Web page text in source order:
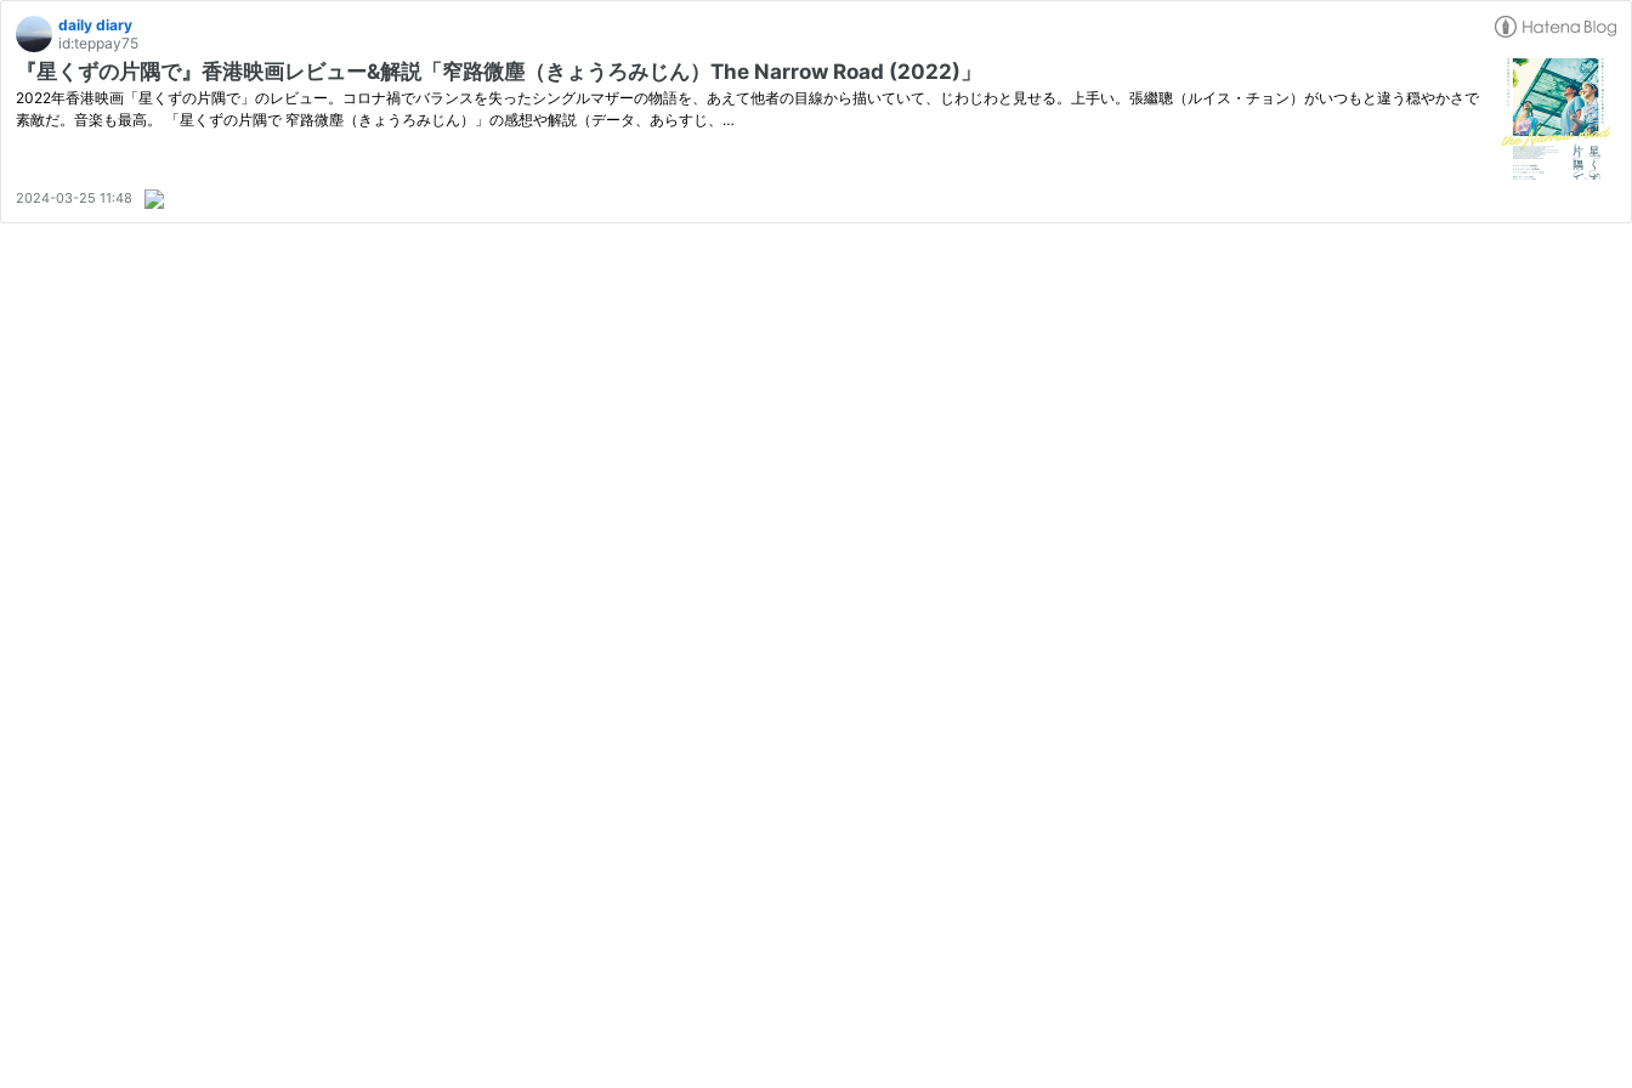
daily diary
id:teppay75
『星くずの片隅で』香港映画レビュー&解説「窄路微塵（きょうろみじん）The Narrow Road (2022)」
2022年香港映画「星くずの片隅で」のレビュー。コロナ禍でバランスを失ったシングルマザーの物語を、あえて他者の目線から描いていて、じわじわと見せる。上手い。張繼聰（ルイス・チョン）がいつもと違う穏やかさで
素敵だ。音楽も最高。 「星くずの片隅で 窄路微塵（きょうろみじん）」の感想や解説（データ、あらすじ、…
2024-03-25 11:48